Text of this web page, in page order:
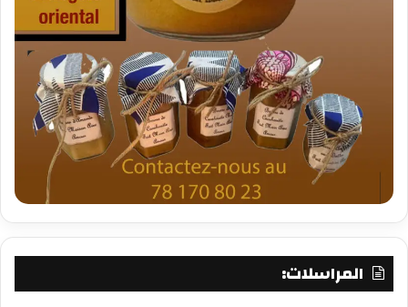
المراسلات: